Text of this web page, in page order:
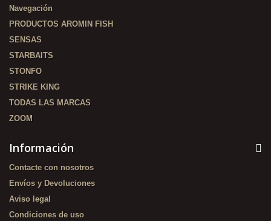
Navegación
PRODUCTOS AROMIN FISH
SENSAS
STARBAITS
STONFO
STRIKE KING
TODAS LAS MARCAS
ZOOM
Información
Contacte con nosotros
Envíos y Devoluciones
Aviso legal
Condiciones de uso